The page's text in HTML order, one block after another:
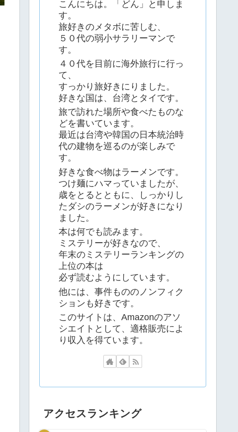
こんにちは。「どん」と申しま
す。
旅好きのメタボに苦しむ、
５０代の弱小サラリーマンで
す。
４０代を目前に海外旅行に行っ
て、
すっかり旅好きにりました。
好きな国は、台湾とタイです。
旅で訪れた場所や食べたものな
どを書いています。
最近は台湾や韓国の日本統治時
代の建物を巡るのが楽しみで
す。
好きな食べ物はラーメンです。
つけ麺にハマっていましたが、
歳をとるとともに、しっかりし
たダシのラーメンが好きになり
ました。
本は何でも読みます。
ミステリーが好きなので、
年末のミステリーランキングの
上位の本は
必ず読むようにしています。
他には、事件もののノンフィク
ションも好きです。
このサイトは、Amazonのアソ
シエイトとして、適格販売によ
り収入を得ています。
アクセスランキング